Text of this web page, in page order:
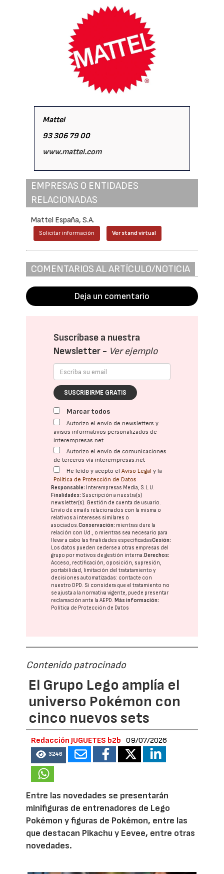
Mattel
93 306 79 00
www.mattel.com
EMPRESAS O ENTIDADES
RELACIONADAS
Mattel España, S.A.
Solicitar información Ver stand virtual
COMENTARIOS AL ARTÍCULO/NOTICIA
Deja un comentario
Suscríbase a nuestra
Newsletter - Ver ejemplo
SUSCRIBIRME GRATIS
Marcar todos
Autorizo el envío de newsletters y
avisos informativos personalizados de
interempresas.net
Autorizo el envío de comunicaciones
de terceros vía interempresas.net
He leído y acepto elAviso Legal y la
Política de Protección de Datos
Responsable: Interempresas Media, S.L.U.
Finalidades: Suscripción a nuestra(s)
newsletter(s). Gestión de cuenta de usuario.
Envío de emails relacionados con la misma o
relativos a intereses similares o
asociados.Conservación: mientras dure la
relación con Ud., o mientras sea necesario para
llevar a cabo las finalidades especificadasCesión:
Los datos pueden cederse a otras empresas del
grupo por motivos de gestión interna. Derechos:
Acceso, rectificación, oposición, supresión,
portabilidad, limitación del tratatamiento y
decisiones automatizadas: contacte con
nuestro DPD. Si considera que el tratamiento no
se ajusta a la normativa vigente, puede presentar
reclamación ante laAEPD. Más información:
Política de Protección de Datos
Contenido patrocinado
El Grupo Lego amplía el
universo Pokémon con
cinco nuevos sets
Redacción JUGUETES b2b 09/07/2026
3246
Entre las novedades se presentarán
minifiguras de entrenadores de Lego
Pokémon y figuras de Pokémon, entre las
que destacan Pikachu y Eevee, entre otras
novedades.